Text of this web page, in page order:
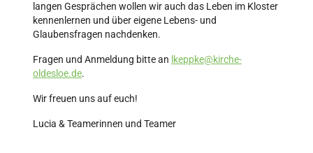
langen Gesprächen wollen wir auch das Leben im Kloster
kennenlernen und über eigene Lebens- und
Glaubensfragen nachdenken.
Fragen und Anmeldung bitte an lkeppke@kirche-
oldesloe.de.
Wir freuen uns auf euch!
Lucia & Teamerinnen und Teamer